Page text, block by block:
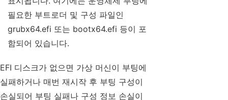
필요한 부트로더 및 구성 파일인
grubx64.efi 또는 bootx64.efi 등이 포
함되어 있습니다.
EFI 디스크가 없으면 가상 머신이 부팅에
실패하거나 매번 재시작 후 부팅 구성이
손실되어 부팅 실패나 구성 정보 손실이